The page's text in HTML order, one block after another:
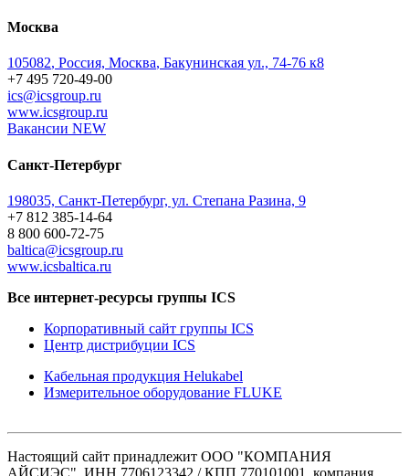
Москва
105082, Россия, Москва, Бакунинская ул., 74-76 к8
+7 495 720-49-00
ics@icsgroup.ru
www.icsgroup.ru
Вакансии NEW
Санкт-Петербург
198035, Санкт-Петербург, ул. Степана Разина, 9
+7 812 385-14-64
8 800 600-72-75
baltica@icsgroup.ru
www.icsbaltica.ru
Все интернет-ресурсы группы ICS
Корпоративный сайт группы ICS
Центр дистрибуции ICS
Кабельная продукция Helukabel
Измерительное оборудование FLUKE
Настоящий сайт принадлежит ООО "КОМПАНИЯ
АЙСИЭС", ИНН 7706123342 / КПП 770101001, компания